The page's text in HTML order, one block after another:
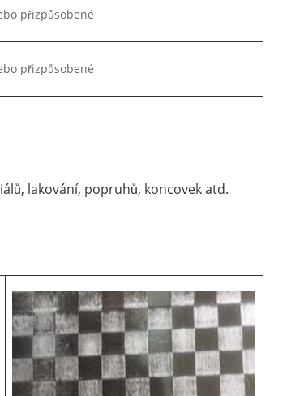
přizpůsobené
přizpůsobené
lakování, popruhů, koncovek atd.